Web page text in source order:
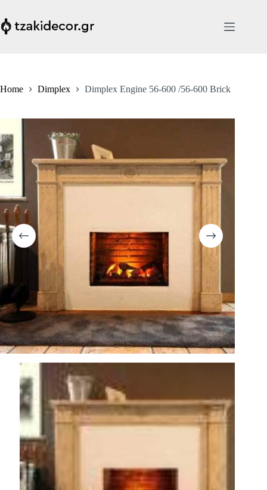
content
Home Dimplex Dimplex Engine 56-600 /56-600 Brick